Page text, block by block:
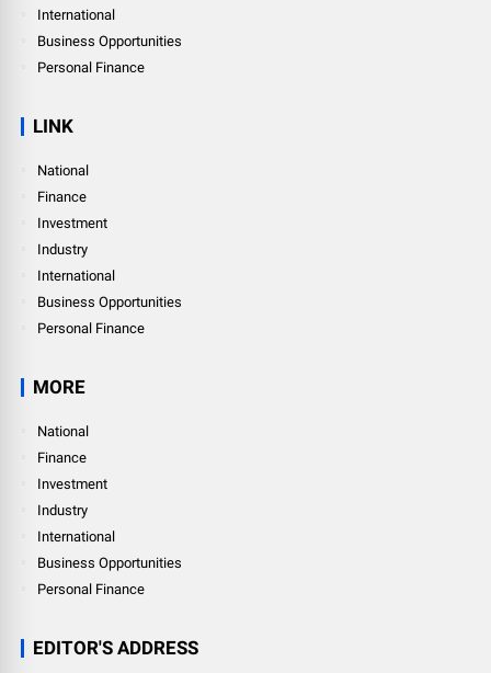
International
Business Opportunities
Personal Finance
LINK
National
Finance
Investment
Industry
International
Business Opportunities
Personal Finance
MORE
National
Finance
Investment
Industry
International
Business Opportunities
Personal Finance
EDITOR'S ADDRESS